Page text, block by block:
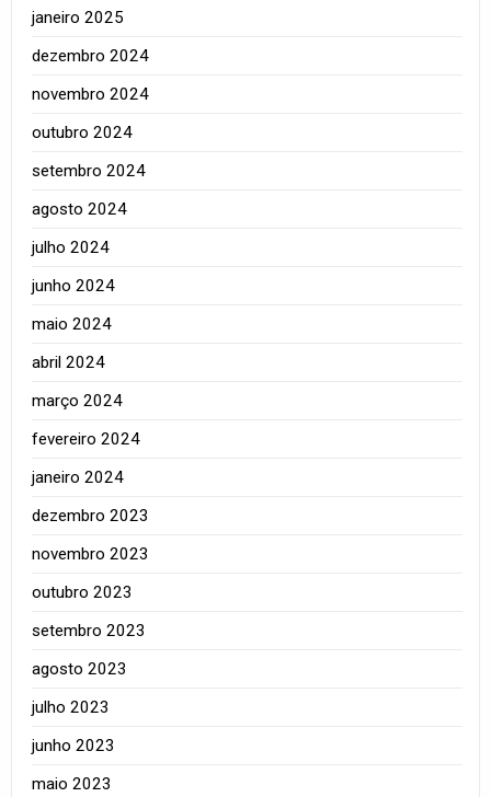
janeiro 2025
dezembro 2024
novembro 2024
outubro 2024
setembro 2024
agosto 2024
julho 2024
junho 2024
maio 2024
abril 2024
março 2024
fevereiro 2024
janeiro 2024
dezembro 2023
novembro 2023
outubro 2023
setembro 2023
agosto 2023
julho 2023
junho 2023
maio 2023